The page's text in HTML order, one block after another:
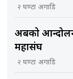
२ घण्टा अगाडि
अबको
महासंघ
२ घण्टा अगाडि